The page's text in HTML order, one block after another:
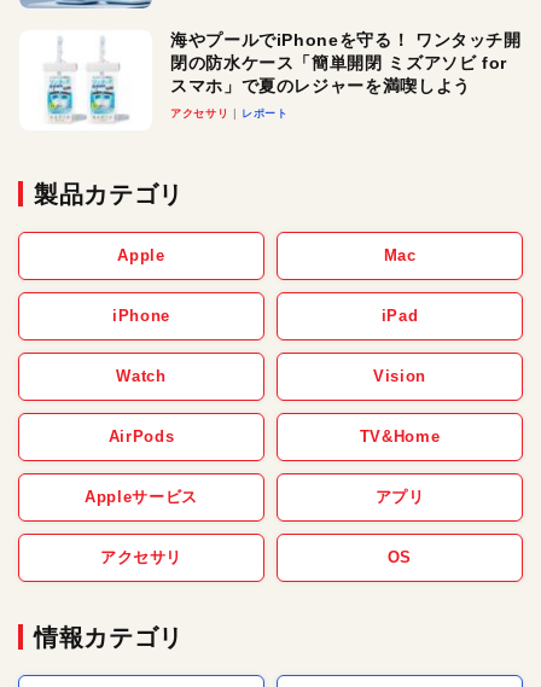
海やプールでiPhoneを守る！ ワンタッチ開
閉の防水ケース「簡単開閉 ミズアソビ for
スマホ」で夏のレジャーを満喫しよう
アクセサリ レポート
製品カテゴリ
Apple Mac
iPhone iPad
Watch Vision
AirPods TV&Home
Appleサービス アプリ
アクセサリ OS
情報カテゴリ